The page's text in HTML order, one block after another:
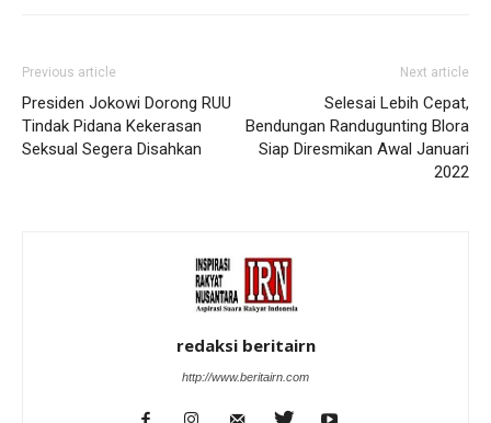
Previous article
Presiden Jokowi Dorong RUU
Tindak Pidana Kekerasan
Seksual Segera Disahkan
Next article
Selesai Lebih Cepat,
Bendungan Randugunting Blora
Siap Diresmikan Awal Januari
2022
redaksi beritairn
http://www.beritairn.com